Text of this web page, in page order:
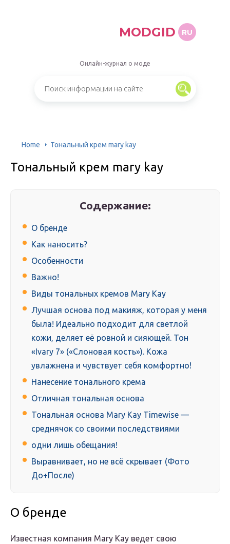
MODGID RU
Онлайн-журнал о моде
Home Тональный крем mary kay
Тональный крем mary kay
Содержание:
О бренде
Как наносить?
Особенности
Важно!
Виды тональных кремов Mary Kay
Лучшая основа под макияж, которая у меня
была! Идеально подходит для светлой
кожи, деляет её ровной и сияющей. Тон
«Ivary 7» («Слоновая кость»). Кожа
увлажнена и чувствует себя комфортно!
Нанесение тонального крема
Отличная тональная основа
Тональная основа Mary Kay Timewise —
среднячок со своими последствиями
одни лишь обещания!
Выравнивает, но не всё скрывает (Фото
До+После)
О бренде
Известная компания Mary Kay ведет свою